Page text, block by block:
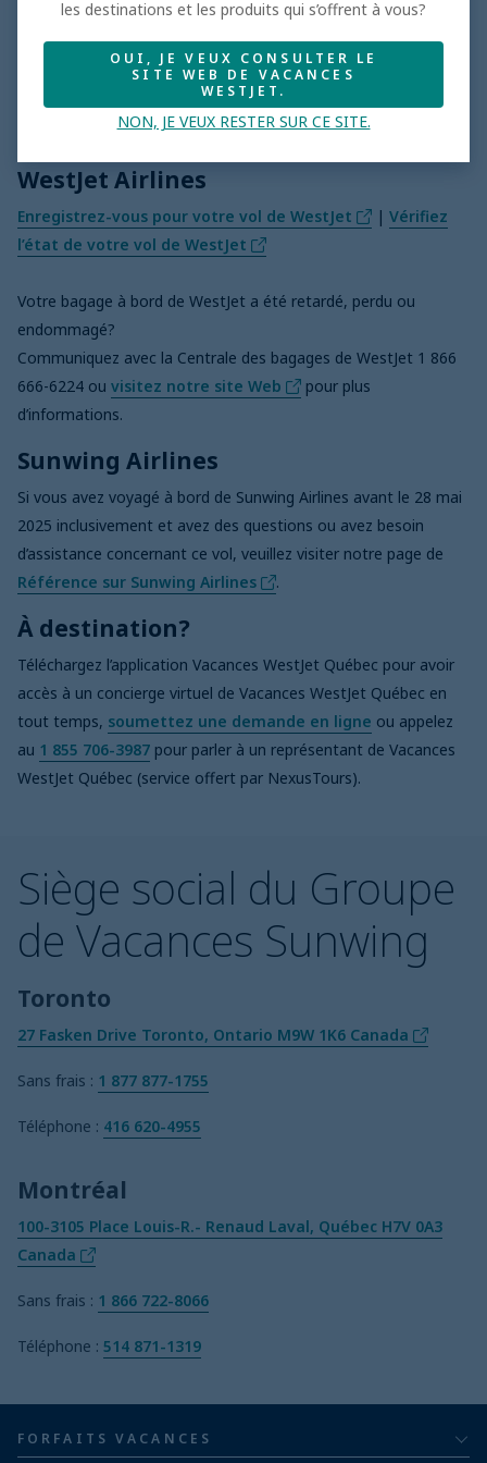
Le samedi et le dimanche : de 9 h à 18h (HNE)
Vacances de groupe (service en anglais)
Du lundi au vendredi : de 9 h à 17 h (HNE)
WestJet Airlines
Enregistrez-vous pour votre vol de WestJet | Vérifiez
l’état de votre vol de WestJet
Votre bagage à bord de WestJet a été retardé, perdu ou
endommagé?
Communiquez avec la Centrale des bagages de WestJet 1 866
666-6224 ou visitez notre site Web
pour plus
d’informations.
Sunwing Airlines
Si vous avez voyagé à bord de Sunwing Airlines avant le 28 mai
2025 inclusivement et avez des questions ou avez besoin
d’assistance concernant ce vol, veuillez visiter notre page de
Référence sur Sunwing Airlines
.
À destination?
Téléchargez l’application Vacances WestJet Québec pour avoir
accès à un concierge virtuel de Vacances WestJet Québec en
tout temps, soumettez une demande en ligne ou appelez
au 1 855 706-3987 pour parler à un représentant de Vacances
WestJet Québec (service offert par NexusTours).
Siège social du Groupe
de Vacances Sunwing
Toronto
27 Fasken Drive Toronto, Ontario M9W 1K6 Canada
Sans frais : 1 877 877-1755
Téléphone : 416 620-4955
Montréal
100-3105 Place Louis-R.- Renaud Laval, Québec H7V 0A3
Canada
Sans frais : 1 866 722-8066
Téléphone : 514 871-1319
FORFAITS VACANCES
les destinations et les produits qui s’offrent à vous?
OUI, JE VEUX CONSULTER LE
SITE WEB DE VACANCES
WESTJET.
NON, JE VEUX RESTER SUR CE SITE.